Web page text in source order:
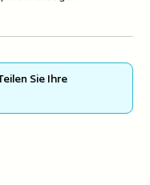
Sie Ihre